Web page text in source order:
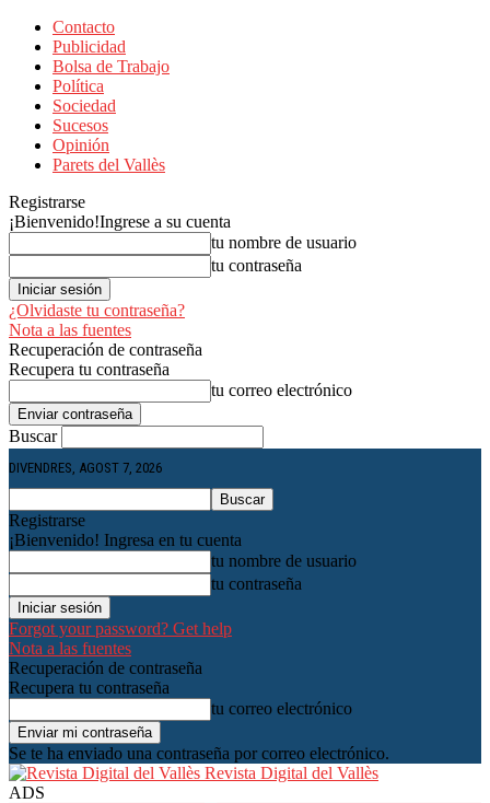
Contacto
Publicidad
Bolsa de Trabajo
Política
Sociedad
Sucesos
Opinión
Parets del Vallès
Registrarse
¡Bienvenido!Ingrese a su cuenta
tu nombre de usuario
tu contraseña
¿Olvidaste tu contraseña?
Nota a las fuentes
Recuperación de contraseña
Recupera tu contraseña
tu correo electrónico
Buscar
DIVENDRES, AGOST 7, 2026
Registrarse
¡Bienvenido! Ingresa en tu cuenta
tu nombre de usuario
tu contraseña
Forgot your password? Get help
Nota a las fuentes
Recuperación de contraseña
Recupera tu contraseña
tu correo electrónico
Se te ha enviado una contraseña por correo electrónico.
Revista Digital del Vallès
ADS